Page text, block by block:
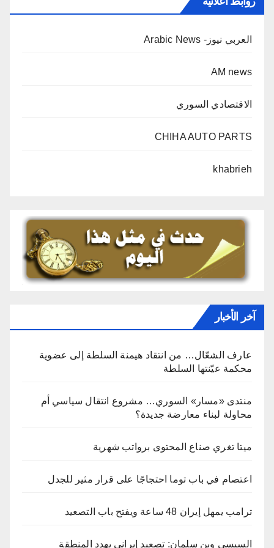
العربي نيوز- Arabic News
AM news
الاقتصادي السوري
CHIHA AUTO PARTS
khabrieh
آخر الأخبار
عارف الشعّال… من انتقاد هيمنة السلطة إلى عضوية
محكمة عيّنتها السلطة
منتدى «مسار» السوري… مشروع انتقال سياسي أم
محاولة لبناء معارضة جديدة؟
ميتا تغري صناع المحتوى برواتب شهرية
اعتصام في باب توما احتجاجًا على قرار مثير للجدل
ترامب يمهل إيران 48 ساعة ويفتح باب التصعيد
السيسي وبن سلمان: تصعيد إيراني يهدد المنطقة